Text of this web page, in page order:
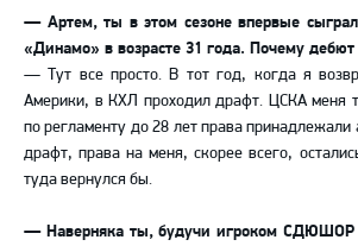
—Артем, ты в этом сезоне впервые
«Динамо» в возрасте 31 года. Почему дебют
— Тут все просто. В тот год, когда я
Америки, в КХЛ проходил драфт. ЦСКА меня
по регламенту до 28 лет права
драфт, права на меня, скорее всего,
туда вернулся бы.
—Наверняка ты, будучи игроком